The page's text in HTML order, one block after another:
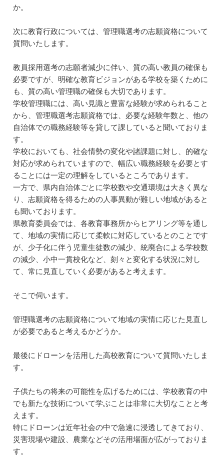
か。
次に教育行政については、管理職選考の志願資格について
質問いたします。
教員採用選考の志願者減少に伴い、質の高い教員の確保も
必要ですが、明確な教育ビジョンがある学校を築くために
も、質の高い管理職の確保も大切であります。
学校管理職には、高い見識と豊富な経験が求められること
から、管理職選考志願資格では、必要な経験年数と、他の
自治体での職務経験等を貸して課していると聞いておりま
す。
学校においても、社会情勢の変化や諸課題に対し、的確な
対応が求められていますので、幅広い職務経験を必要とす
ることには一定の理解をしているところであります。
一方で、県内自治体ごとに学校数や交通環境は大きく異な
り、志願資格を得るための人事異動が難しい地域があると
も聞いております。
県教育委員会では、各教育事務所からヒアリング等を通し
て、地域の実情に応じて柔軟に対応しているとのことです
が、少子化に伴う児童生徒数の減少、統廃合による学校数
の減少、小中一貫校化など、刻々と変化する状況に対し
て、常に見直していく必要があると考えます。
そこで伺います。
管理職選考の志願資格について地域の実情に応じた見直し
が必要であると考えるかどうか。
最後にドローンを活用した高校教育について質問いたしま
す。
子供たちの将来の可能性を広げるためには、学校教育の中
でも新たな技術について学ぶことは非常に大切なことと考
えます。
特にドローンは近年社会の中で急速に浸透してきており、
災害現場や建設、農業などその活用場面が広がっておりま
す。